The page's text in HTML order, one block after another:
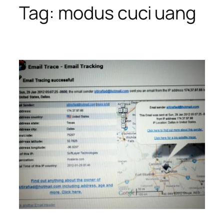
Tag: modus cuci uang